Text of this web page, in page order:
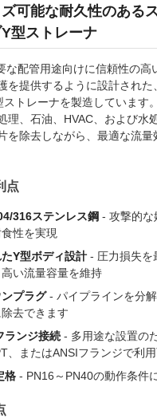
製品 ビデオ
品質管理
突合せ溶接パイプ継手
の螺旋管フィッティング
造られた管付属品
可能な耐久性のある
型ストレーナ
な配管用途向けに信頼性の高
を提供するように設計された
ストレーナを製造しています
理、石油、HVAC、および水
を除去しながら、最適な流量
点
316ステンレス鋼 - 攻撃的な
性を実現
Y型ボディ設計- 圧力損失を
い流量容量を維持
プラグ- パイプラインを分
去できます
ランジ接続- 多用途な設置の
、またはANSIフランジで利
格- PN16～PN40の動作条件